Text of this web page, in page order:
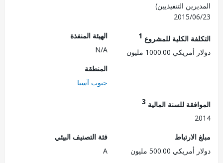
التنفيذيين)
2015/
الكلية للمشروع1
1000.00 مليون
الهيئة المنفذة
جنوب آسيا
للسنة المالية3
500.00 مليون
فئة التصنيف البيئي
A